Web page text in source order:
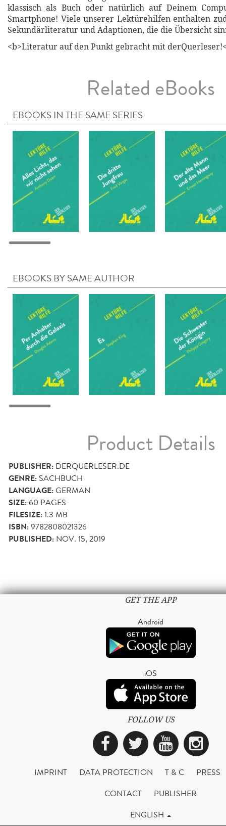
klassisch als Buch oder natürlich auf Deinem
Smartphone! Viele unserer Lektürehilfen enthalten
Sekundärliteratur und Adaptionen, die die Übersicht
<b>Literatur auf den Punkt gebracht mit
Related eBooks
EBOOKS IN THE SAME SERIES
EBOOKS BY SAME AUTHOR
Product Details
PUBLISHER: DERQUERLESER.DE
GENRE: SACHBUCH
LANGUAGE:GERMAN
SIZE:60 PAGES
FILESIZE:1.3 MB
ISBN:9782808021326
PUBLISHED: NOV. 15, 2019
GET THE APP
Android
iOS
FOLLOW US
Facebook
Twitter
IMPRINT DATA PROTECTION T & C
PRESS
CONTACT
PUBLISHER
ENGLISH